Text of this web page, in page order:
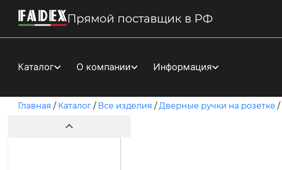
Прямой поставщик в РФ
Каталог О компании Информация
Главная / Каталог / Все изделия /Дверные ручки на розетке /